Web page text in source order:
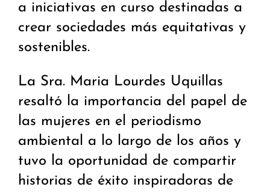
a iniciativas en curso destinadas a
crear sociedades más equitativas y
sostenibles.
La Sra. Maria Lourdes Uquillas
resaltó la importancia del papel de
las mujeres en el periodismo
ambiental a lo largo de los años y
tuvo la oportunidad de compartir
historias de éxito inspiradoras de